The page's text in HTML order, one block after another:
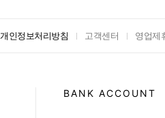
개인정보처리방침 고객센터 영업제
BANK ACCOUNT